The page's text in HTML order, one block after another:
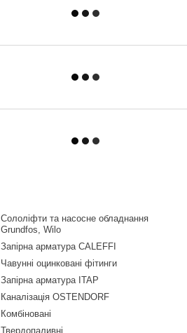
Сололіфти та насосне обладнання
Grundfos, Wilo
Запірна арматура CALEFFI
Чавунні оцинковані фітинги
Запірна арматура ITAP
Каналізація OSTENDORF
Комбіновані
Твердопаливні